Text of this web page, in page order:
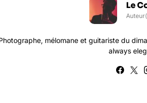
Le
mélomane et guitariste du
always